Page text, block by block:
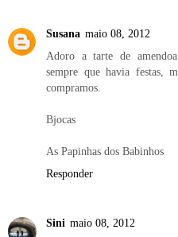
Susana maio 08, 2012
Adoro a tarte de
sempre que havia festas,
compramos.
Bjocas
As Papinhas dos Babinhos
Responder
Sini maio 08, 2012